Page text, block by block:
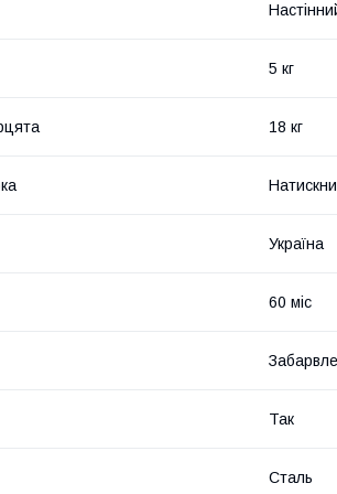
5 кг
18 кг
Україна
60 міс
Так
Сталь